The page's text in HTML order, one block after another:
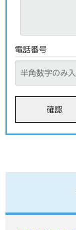
電話番号